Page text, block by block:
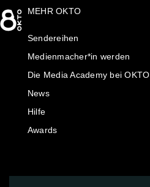
MEHR OKTO
Sendereihen
Medienmacher*in werden
Die Media Academy bei OKTO
News
Hilfe
Awards